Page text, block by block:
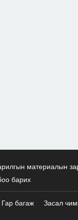
материалын
барих
Гар багаж Засал